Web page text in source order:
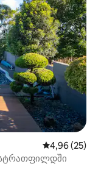
საშუალო
4,96 (25)
სტრათფილდში